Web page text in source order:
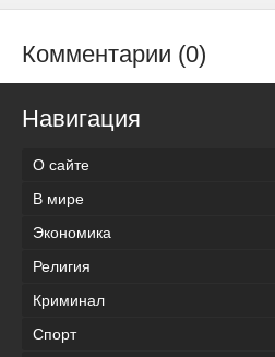
Комментарии (0)
Навигация
О сайте
В мире
Экономика
Религия
Криминал
Спорт